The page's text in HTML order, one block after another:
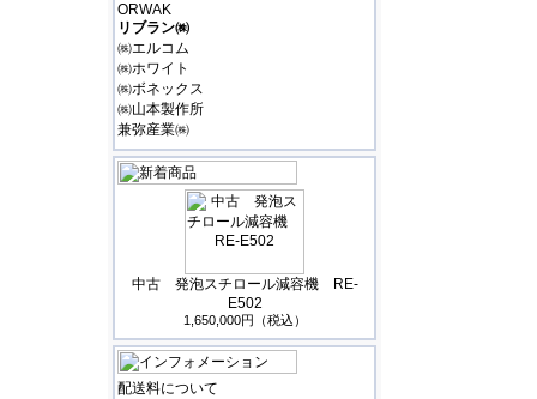
ORWAK
リブラン㈱
㈱エルコム
㈱ホワイト
㈱ボネックス
㈱山本製作所
兼弥産業㈱
中古 発泡スチロール減容機 RE-
E502
1,650,000円（税込）
配送料について